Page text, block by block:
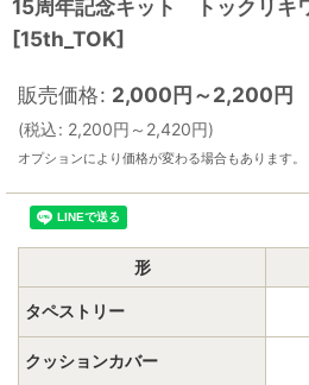
15周年記念キット トックリ
[15th_TOK]
販売価格: 2,000円～2,200円
(税込: 2,200円 ～2,420円)
オプションにより価格が変わる場合もあります。
形
タペストリー
クッションカバー